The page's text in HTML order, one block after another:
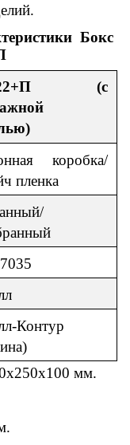
Бокс
2+П (с
коробка/
пленка
7035
Контур
)
х250х100 мм.